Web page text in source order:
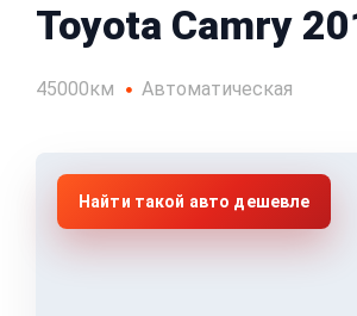
Toyota Camry
45000км Автоматическая
Найти такой авто дешевле